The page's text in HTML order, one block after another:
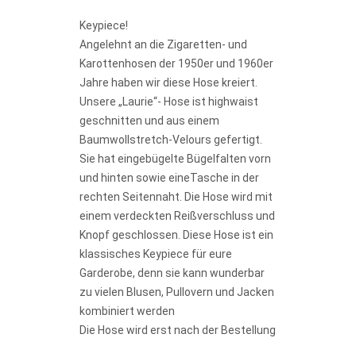
Keypiece!
Angelehnt an die Zigaretten- und
Karottenhosen der 1950er und 1960er
Jahre haben wir diese Hose kreiert.
Unsere „Laurie“- Hose ist highwaist
geschnitten und aus einem
Baumwollstretch-Velours gefertigt.
Sie hat eingebügelte Bügelfalten vorn
und hinten sowie eineTasche in der
rechten Seitennaht. Die Hose wird mit
einem verdeckten Reißverschluss und
Knopf geschlossen. Diese Hose ist ein
klassisches Keypiece für eure
Garderobe, denn sie kann wunderbar
zu vielen Blusen, Pullovern und Jacken
kombiniert werden
Die Hose wird erst nach der Bestellung